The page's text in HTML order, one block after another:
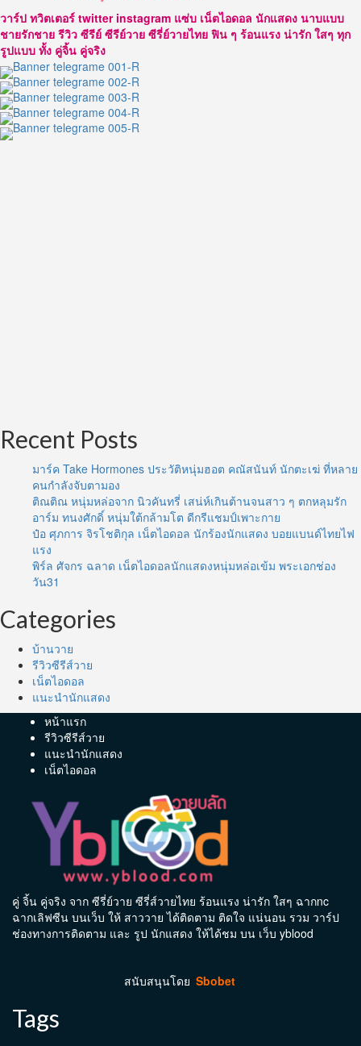
ความ
น่า
รัก
ของ
โลก
ใบ
นี้
วาร์ป ทวิตเตอร์ twitter instagram แซ่บ เน็ตไอดอล นักแสดง นาบแบบ
ชายรักชาย รีวิว ซีรีย์ ซีรีย์วาย ซีรี่ย์วายไทย ฟิน ๆ ร้อนแรง น่ารัก ใสๆ ทุก
รูปแบบ ทั้ง คู่จิ้น คู่จริง
Recent Posts
มาร์ค Take Hormones ประวัติหนุ่มฮอต คณัสนันท์ นักตะเฆ่ ที่หลาย
คนกำลังจับตามอง
ติณติณ หนุ่มหล่อจาก นิวคันทรี่ เสน่ห์เกินต้านจนสาว ๆ ตกหลุมรัก
อาร์ม ทนงศักดิ์ หนุ่มใต้กล้ามโต ดีกรีแชมป์เพาะกาย
ป๋อ ศุภการ จิรโชติกุล เน็ตไอดอล นักร้องนักแสดง บอยแบนด์ไทยไฟ
แรง
พิร์ล ศัจกร ฉลาด เน็ตไอดอลนักแสดงหนุ่มหล่อเข้ม พระเอกช่อง
วัน31
Categories
บ้านวาย
รีวิวซีรีส์วาย
เน็ตไอดอล
แนะนำนักแสดง
หน้าแรก
รีวิวซีรีส์วาย
แนะนำนักแสดง
เน็ตไอดอล
คู่ จิ้น คู่จริง จาก ซีรี่ย์วาย ซีรี่ส์วายไทย ร้อนแรง น่ารัก ใสๆ ฉากnc
ฉากเลิฟซีน บนเว็บ ให้ สาววาย ได้ติดตาม ติดใจ แน่นอน รวม วาร์ป
ช่องทางการติดตาม และ รูป นักแสดง ให้ได้ชม บน เว็บ yblood
สนับสนุนโดย Sbobet
Tags